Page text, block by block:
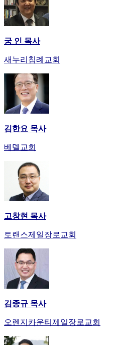
궁 인 목사
새누리침례교회
김한요 목사
베델교회
고창현 목사
토랜스제일장로교회
김종규 목사
오렌지카운티제일장로교회